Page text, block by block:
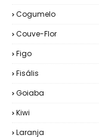
Cogumelo
Couve-Flor
Figo
Fisális
Goiaba
Kiwi
Laranja